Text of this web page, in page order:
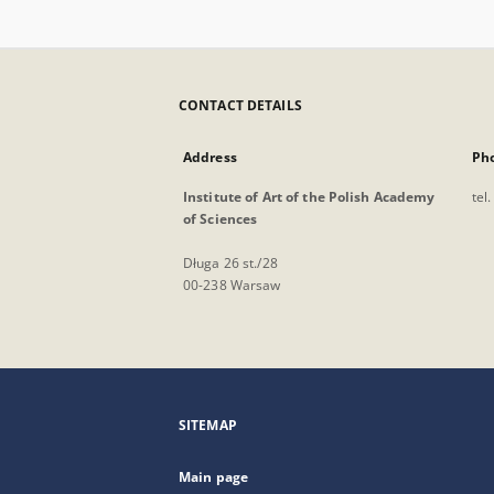
CONTACT DETAILS
Address
Institute of Art of the Polish Academy
of Sciences
Długa 26 st./28
00-238 Warsaw
tel.
SITEMAP
Main page